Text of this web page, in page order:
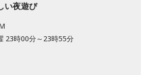
い夜遊び
23時00分～23時55分